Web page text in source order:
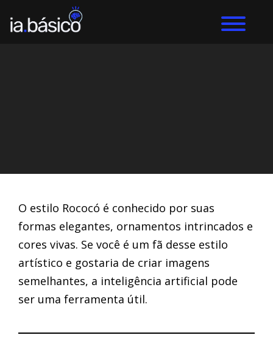
O estilo Rococó é conhecido por suas
formas elegantes, ornamentos intrincados e
cores vivas. Se você é um fã desse estilo
artístico e gostaria de criar imagens
semelhantes, a inteligência artificial pode
ser uma ferramenta útil.